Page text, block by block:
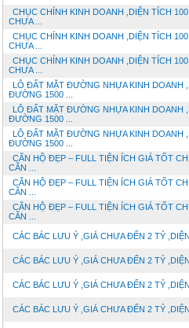
CHỤC CHÍNH KINH DOANH ,DIỆN TÍCH
CHƯA ...
CHỤC CHÍNH KINH DOANH ,DIỆN TÍCH
CHƯA ...
CHỤC CHÍNH KINH DOANH ,DIỆN TÍCH
CHƯA ...
LÔ ĐẤT MẶT ĐƯỜNG NHỰA KINH DOANH
ĐƯỜNG 1500 ...
LÔ ĐẤT MẶT ĐƯỜNG NHỰA KINH DOANH
ĐƯỜNG 1500 ...
LÔ ĐẤT MẶT ĐƯỜNG NHỰA KINH DOANH
ĐƯỜNG 1500 ...
CĂN HỘ ĐẸP – FULL TIỆN ÍCH GIÁ TỐT
CĂN ...
CĂN HỘ ĐẸP – FULL TIỆN ÍCH GIÁ TỐT
CĂN ...
CĂN HỘ ĐẸP – FULL TIỆN ÍCH GIÁ TỐT
CĂN ...
CÁC BÁC LƯU Ý ,GIÁ CHƯA ĐẾN 2 TỶ
CÁC BÁC LƯU Ý ,GIÁ CHƯA ĐẾN 2 TỶ
CÁC BÁC LƯU Ý ,GIÁ CHƯA ĐẾN 2 TỶ
CÁC BÁC LƯU Ý ,GIÁ CHƯA ĐẾN 2 TỶ